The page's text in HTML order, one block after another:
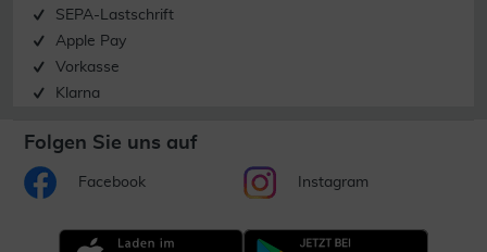
SEPA-Lastschrift
Apple Pay
Vorkasse
Klarna
Folgen Sie uns auf
Facebook Instagram